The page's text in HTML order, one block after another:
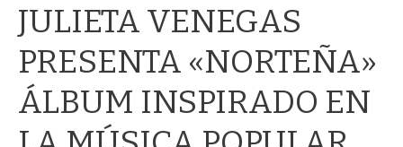
JULIETA VENEGAS
PRESENTA «NORTEÑA»
ÁLBUM INSPIRADO EN